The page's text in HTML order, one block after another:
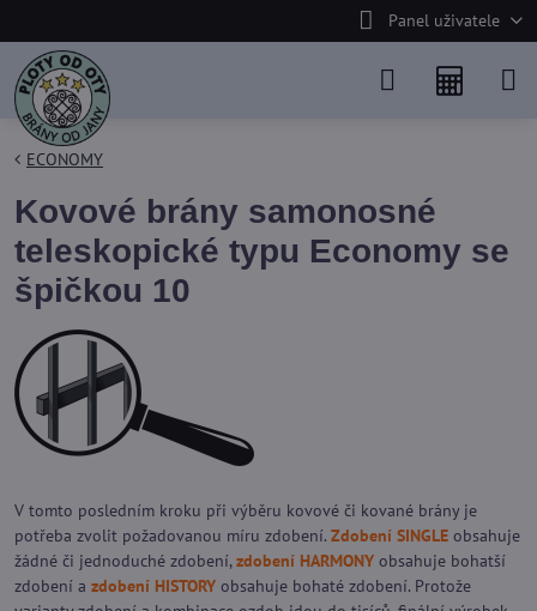
Panel uživatele
ECONOMY
Kovové brány samonosné
teleskopické typu Economy se
špičkou 10
V tomto posledním kroku při výběru kovové či kované brány je
potřeba zvolit požadovanou míru zdobení. Zdobení SINGLE obsahuje
žádné či jednoduché zdobení,zdobení HARMONY obsahuje bohatší
zdobení a zdobení HISTORY obsahuje bohaté zdobení. Protože